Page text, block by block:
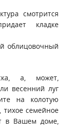
смотрится
кладке
облицовочный
а, может,
весенний луг
на колотую
тихое семейное
в Вашем доме,